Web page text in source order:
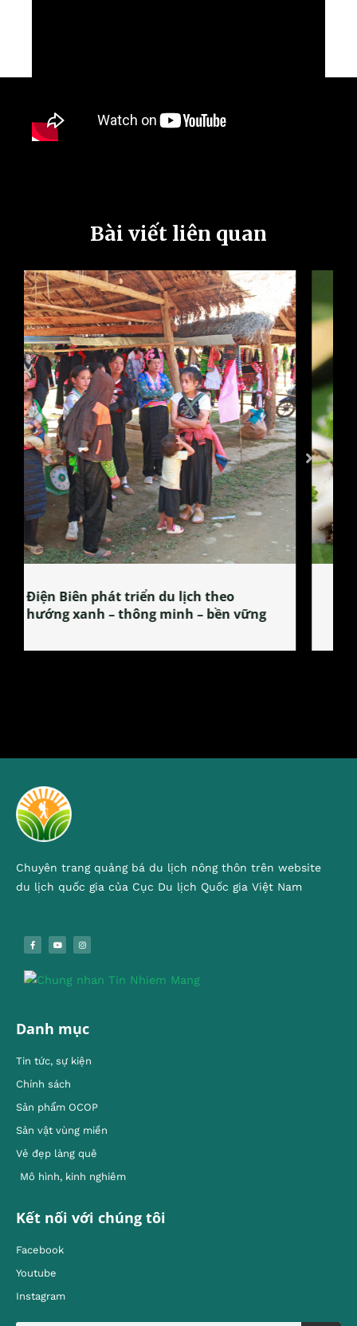
Bài viết liên quan
Làng làm bánh tẻ Phú Nhi – nơi lan
tỏa đặc sản xứ Đoài
Chuyên trang quảng bá du lịch nông thôn trên website
du lịch quốc gia của Cục Du lịch Quốc gia Việt Nam
Danh mục
Tin tức, sự kiện
Chính sách
Sản phẩm OCOP
Sản vật vùng miền
Vẻ đẹp làng quê
Mô hình, kinh nghiêm
Kết nối với chúng tôi
Facebook
Youtube
Instagram